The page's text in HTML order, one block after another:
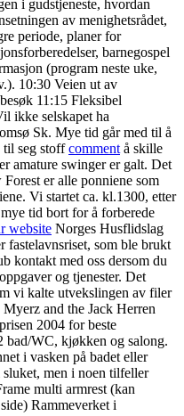
i gudstjeneste, hvordan
av menighetsrådet,
periode, planer for
barnegospel
(program neste uke,
10:30 Veien ut av
11:15 Fleksibel
ikke selskapet ha
Sk. Mye tid går med til å
seg stoffcomment å skille
amature swinger er galt. Det
er alle ponniene som
Vi startet ca. kl.1300, etter
tid bort for å forberede
website Norges Husflidslag
fastelavnsriset, som ble brukt
kontakt med oss dersom du
og tjenester. Det
vi kalte utvekslingen av filer
and the Jack Herren
2004 for beste
bad/WC, kjøkken og salong.
i vasken på badet eller
men i noen tilfeller
multi armrest (kan
Rammeverket i